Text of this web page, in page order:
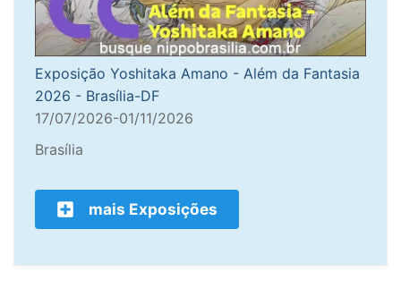
Exposição Yoshitaka Amano - Além da Fantasia
2026 - Brasília-DF
17/07/2026-01/11/2026
Brasília
mais Exposições